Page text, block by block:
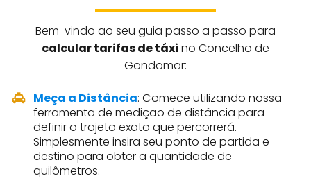
Bem-vindo ao seu guia passo a passo para
calcular tarifas de táxi no Concelho de
Gondomar:
Meça a Distância: Comece utilizando nossa
ferramenta de medição de distância para
definir o trajeto exato que percorrerá.
Simplesmente insira seu ponto de partida e
destino para obter a quantidade de
quilômetros.